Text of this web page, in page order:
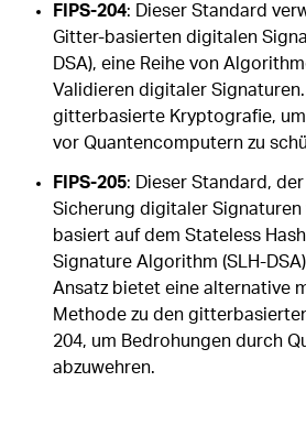
FIPS-204: Dieser Standard
Gitter-basierten digitalen
DSA), eine Reihe von
Validieren digitaler
gitterbasierte Kryptografie,
vor Quantencomputern zu
FIPS-205: Dieser Standard,
Sicherung digitaler
basiert auf dem Stateless
Signature Algorithm (SLH-
Ansatz bietet eine alternative
Methode zu den
204, um Bedrohungen durch
abzuwehren.